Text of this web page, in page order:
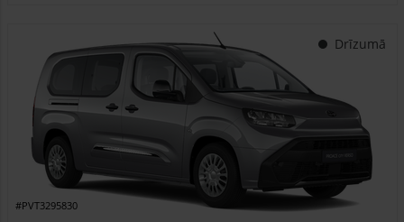
Drīzumā
#PVT3295830